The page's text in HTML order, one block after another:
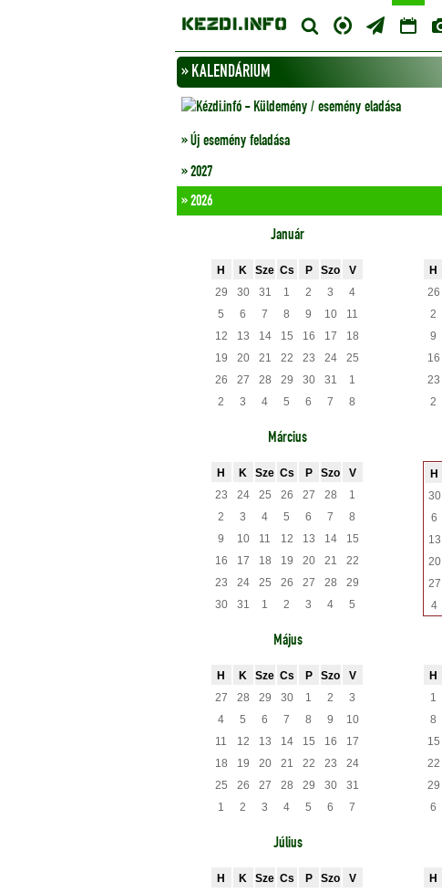
» KALENDÁRIUM
» Új esemény feladása
» 2027
» 2026
Január
H K Sze Cs P Szo
V
29
30 31 1 2 3
4
5
6 7 8 9 10
11
12
13 14 15 16 17
18
19
20 21 22 23 24
25
26
27 28 29 30 31
1
2
3 4 5 6 7 8
H
26
2
9
16
23
2
Március
H K Sze Cs P Szo
V
23
24 25 26 27 28
1
2
3 4 5 6 7
8
9
10 11 12 13 14
15
16
17 18 19 20 21
22
23
24 25 26 27 28
29
30
31 1 2 3 4 5
H
30
6
13
20
27
4
Május
H K Sze Cs P Szo
V
27
28 29 30 1 2
3
4
5 6 7 8 9
10
11
12 13 14 15 16
17
18
19 20 21 22 23
24
25
26 27 28 29 30
31
1
2 3 4 5 6 7
H
1
8
15
22
29
6
Július
H K Sze Cs P Szo
V
H